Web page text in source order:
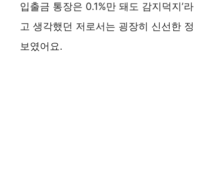
입출금 통장은 0.1%만 돼도 감지덕지’라
고 생각했던 저로서는 굉장히 신선한 정
보였어요.